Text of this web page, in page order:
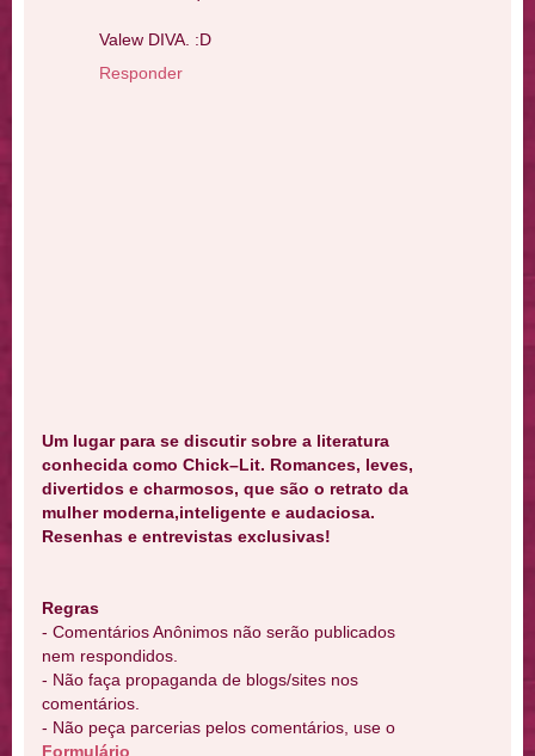
Valew DIVA. :D
Responder
Um lugar para se discutir sobre a literatura
conhecida como Chick–Lit. Romances, leves,
divertidos e charmosos, que são o retrato da
mulher moderna,inteligente e audaciosa.
Resenhas e entrevistas exclusivas!
Regras
- Comentários Anônimos não serão publicados
nem respondidos.
- Não faça propaganda de blogs/sites nos
comentários.
- Não peça parcerias pelos comentários, use o
Formulário